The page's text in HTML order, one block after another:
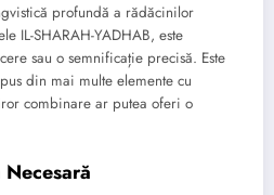
profundă a rădăcinilor
IL-SHARAH-YADHAB, este
sau o semnificație precisă. Este
din mai multe elemente cu
combinare ar putea oferi o